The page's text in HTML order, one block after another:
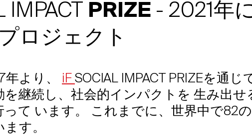
IMPACT PRIZE - 2021年
ロジェクト
年より、 iF SOCIAL IMPACT PRIZEを通じ
を継続し、社会的インパクトを 生み出せ
って います。
これまでに、世界中で82
す。